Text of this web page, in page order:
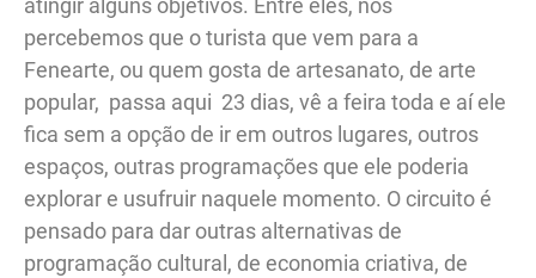
atingir alguns objetivos. Entre eles, nós
percebemos que o turista que vem para a
Fenearte, ou quem gosta de artesanato, de arte
popular, passa aqui 23 dias, vê a feira toda e aí ele
fica sem a opção de ir em outros lugares, outros
espaços, outras programações que ele poderia
explorar e usufruir naquele momento. O circuito é
pensado para dar outras alternativas de
programação cultural, de economia criativa, de